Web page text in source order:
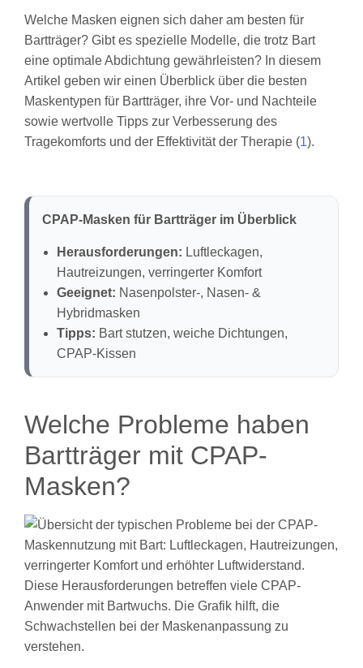
Welche Masken eignen sich daher am besten für
Bartträger? Gibt es spezielle Modelle, die trotz Bart
eine optimale Abdichtung gewährleisten? In diesem
Artikel geben wir einen Überblick über die besten
Maskentypen für Bartträger, ihre Vor- und Nachteile
sowie wertvolle Tipps zur Verbesserung des
Tragekomforts und der Effektivität der Therapie (1).
CPAP-Masken für Bartträger im Überblick
Herausforderungen: Luftleckagen,
Hautreizungen, verringerter Komfort
Geeignet: Nasenpolster-, Nasen- &
Hybridmasken
Tipps: Bart stutzen, weiche Dichtungen,
CPAP-Kissen
Welche Probleme haben
Bartträger mit CPAP-
Masken?